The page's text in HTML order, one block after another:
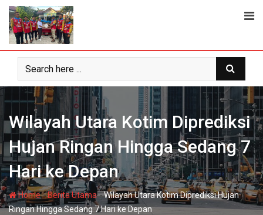
Skip
content
Wilayah Utara Kotim Diprediksi
Hujan Ringan Hingga Sedang 7
Hari ke Depan
Home-Berita Utama-Wilayah Utara Kotim Diprediksi Hujan
Ringan Hingga Sedang 7 Hari ke Depan